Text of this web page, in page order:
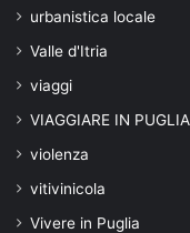
urbanistica locale
Valle d'Itria
viaggi
VIAGGIARE IN PUGLIA
violenza
vitivinicola
Vivere in Puglia